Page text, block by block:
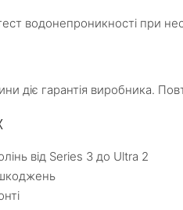
водонепроникності при
діє гарантія виробника.
від Series 3 до Ultra 2